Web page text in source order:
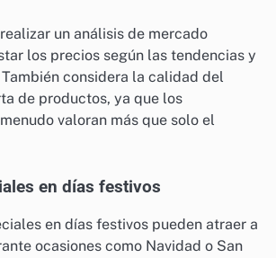
un análisis de mercado
los precios según las tendencias y
considera la calidad del
de productos, ya que los
valoran más que solo el
en días festivos
en días festivos pueden atraer a
ocasiones como Navidad o San